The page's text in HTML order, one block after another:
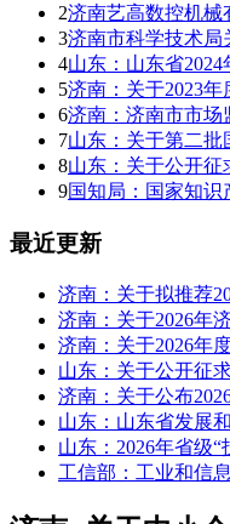
2济南艺高数控机械
3济南市科学技术局
4山东：山东省
5济南：关于2023
6济南：济南市市场
7山东：关于第二
8山东：关于公开征
9国知局：国家知
最近更新
济南：关于拟推荐
济南：关于2026年
济南：关于2026年
山东：关于公开征
济南：关于公布
山东：山东省发展
山东：2026年省级
工信部：工业和信